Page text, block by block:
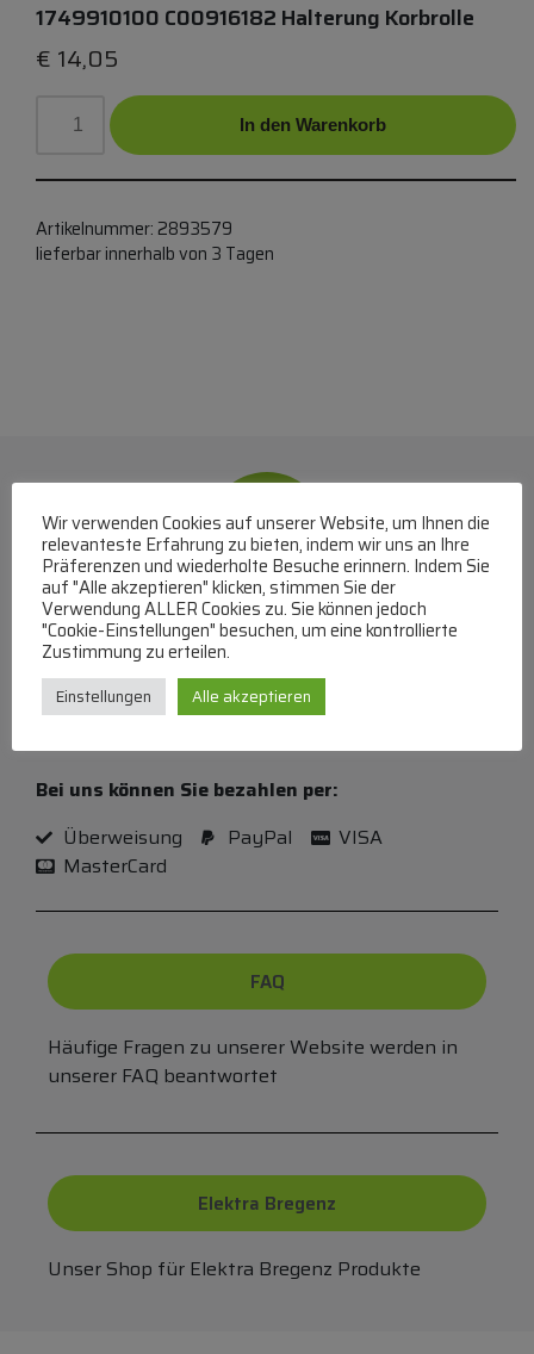
1749910100 C00916182 Halterung Korbrolle
€ 14,05
In den Warenkorb
Artikelnummer: 2893579
lieferbar innerhalb von 3 Tagen
WhatsApp
Mit WhatsApp Kontakt mit dem Service Team
aufnehmen
Bei uns können Sie bezahlen per:
Überweisung
PayPal
VISA
MasterCard
FAQ
Häufige Fragen zu unserer Website werden in
unserer FAQ beantwortet
Elektra Bregenz
Unser Shop für Elektra Bregenz Produkte
Wir verwenden Cookies auf unserer Website, um Ihnen die
relevanteste Erfahrung zu bieten, indem wir uns an Ihre
Präferenzen und wiederholte Besuche erinnern. Indem Sie
auf "Alle akzeptieren" klicken, stimmen Sie der
Verwendung ALLER Cookies zu. Sie können jedoch
"Cookie-Einstellungen" besuchen, um eine kontrollierte
Zustimmung zu erteilen.
Einstellungen Alle akzeptieren